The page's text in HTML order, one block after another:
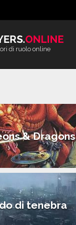
di ruolo online
& Dragons
di tenebra